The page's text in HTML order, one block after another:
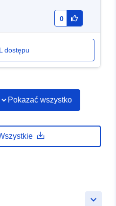
0
dostępu
Pokazać wszystko
keyboard_arrow_down